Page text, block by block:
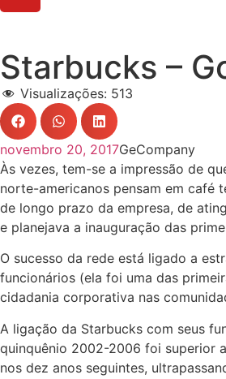
Starbucks –
Visualizações: 513
novembro 20, 2017GeCompany
Às vezes, tem-se a impressão de
norte-americanos pensam em café
de longo prazo da empresa, de
e planejava a inauguração das
O sucesso da rede está ligado a
funcionários (ela foi uma das
cidadania corporativa nas
A ligação da Starbucks com seus
quinquênio 2002-2006 foi superior
nos dez anos seguintes,